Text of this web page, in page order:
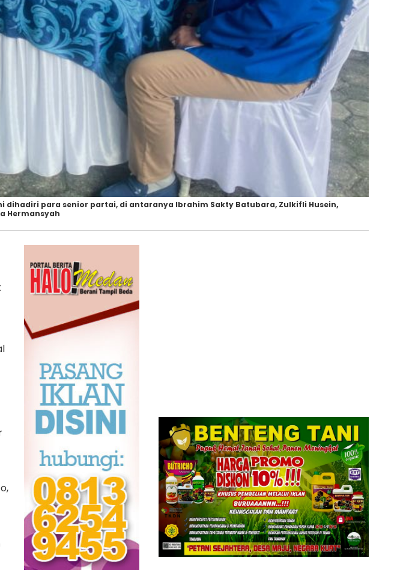
dihadiri para senior partai, di antaranya Ibrahim Sakty Batubara, Zulkifli Husein,
Hermansyah